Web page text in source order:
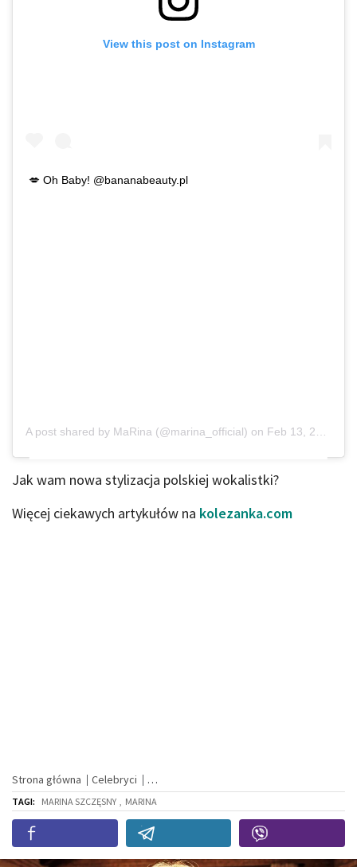
View this post on Instagram
💋 Oh Baby! @bananabeauty.pl
A post shared by MaRina (@marina_official) on Feb 13, 2020 at 12:27pm PST
Jak wam nowa stylizacja polskiej wokalistki?
Więcej ciekawych artykułów na kolezanka.com
Strona główna Celebryci
TAGI: MARINA SZCZĘSNY , MARINA